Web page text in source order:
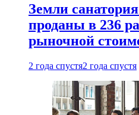
Земли
проданы в 236
рыночной
2 года спустя2 года спустя